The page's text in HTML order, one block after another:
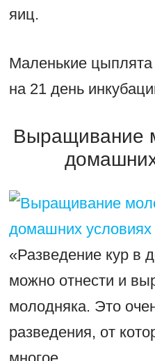
яиц.
Маленькие
на 21 день
Выращивание
«Разведение кур в
можно отнести и
молодняка. Это
разведения, от